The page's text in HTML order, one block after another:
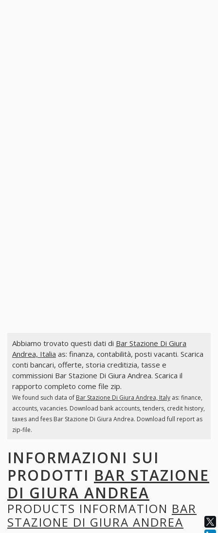
Abbiamo trovato questi dati di Bar Stazione Di Giura
Andrea, Italia as: finanza, contabilità, posti vacanti. Scarica
conti bancari, offerte, storia creditizia, tasse e
commissioni Bar Stazione Di Giura Andrea. Scarica il
rapporto completo come file zip.
We found such data of Bar Stazione Di Giura Andrea, Italyas: finance,
accounts, vacancies. Download bank accounts, tenders, credit history,
taxes and fees Bar Stazione Di Giura Andrea. Download full report as
zip-file.
INFORMAZIONI SUI
PRODOTTI BAR STAZIONE
DI GIURA ANDREA
PRODUCTS INFORMATION BAR
STAZIONE DI GIURA ANDREA